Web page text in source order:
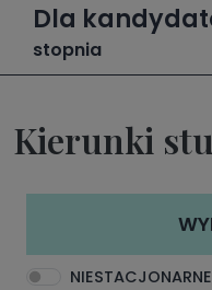
Dla
stopnia
Kierunki
NIESTACJONARNE